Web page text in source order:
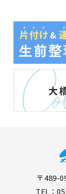
〒489-
TEL：